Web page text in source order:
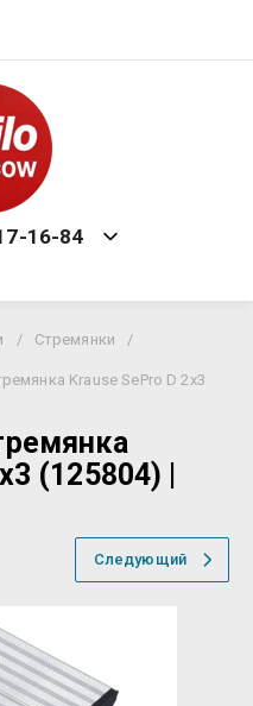
16-84
/ Стремянки
/
Krause SePro D 2х3
(125804) |
Следующий